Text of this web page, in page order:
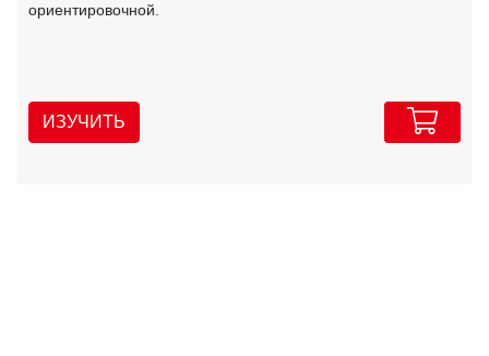
ориентировочной.
ИЗУЧИТЬ